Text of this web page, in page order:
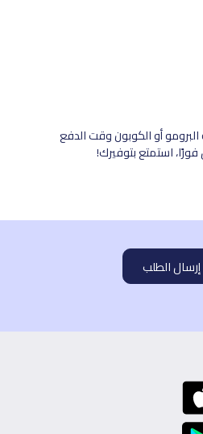
أو الكوبون وقت الدفع
استمتع بتوفيرك!